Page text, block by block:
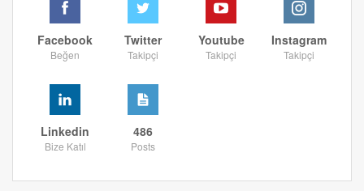
Facebook
Beğen
Twitter
Takipçi
Youtube
Takipçi
Instagram
Takipçi
Linkedin
Bize Katıl
486
Posts